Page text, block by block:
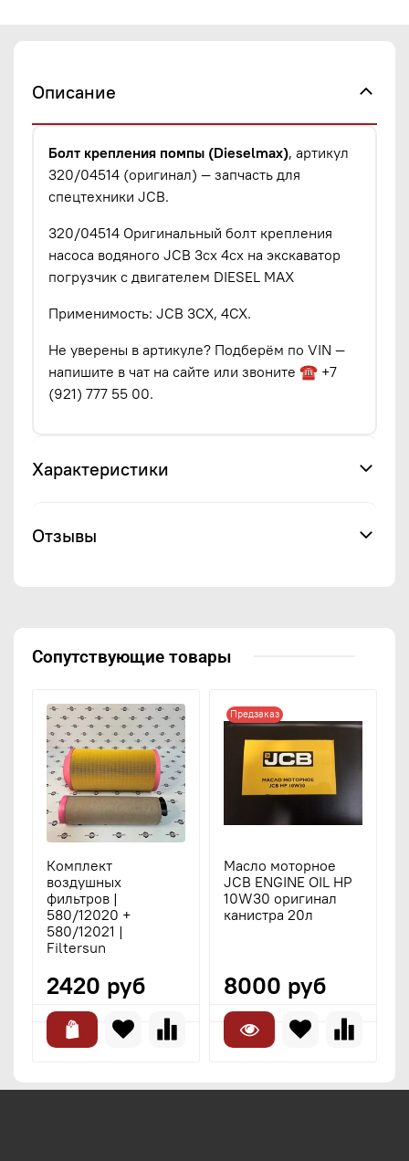
Описание
Болт крепления помпы (Dieselmax), артикул
320/04514 (оригинал) — запчасть для
спецтехники JCB.
320/04514 Оригинальный болт крепления
насоса водяного JCB 3cx 4cx на экскаватор
погрузчик с двигателем DIESEL MAX
Применимость: JCB 3CX, 4CX.
Не уверены в артикуле? Подберём по VIN —
напишите в чат на сайте или звоните ☎ +7
(921) 777 55 00.
Характеристики
Отзывы
Сопутствующие товары
Комплект
воздушных
фильтров |
580/12020 +
580/12021 |
Filtersun
2420 руб
Предзаказ
Масло моторное
JCB ENGINE OIL HP
10W30 оригинал
канистра 20л
8000 руб